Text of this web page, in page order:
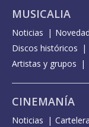
MUSICALIA
Noticias
Discos históricos
Artistas y grupos
CINEMANÍA
Noticias Cartelera